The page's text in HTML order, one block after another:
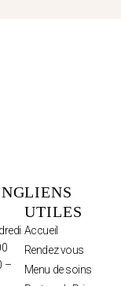
–
LIENS
UTILES
Accueil
Rendez vous
Menu de soins